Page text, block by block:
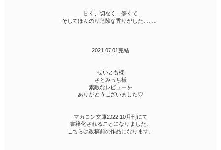
甘く、切なく、儚くて
そしてほんのり危険な香りがした……。
2021.07.01完結
せいとも様
さとみっち様
素敵なレビューを
ありがとうございました♡
マカロン文庫2022.10月刊にて
書籍化されることになりました。
こちらは改稿前の作品になります。